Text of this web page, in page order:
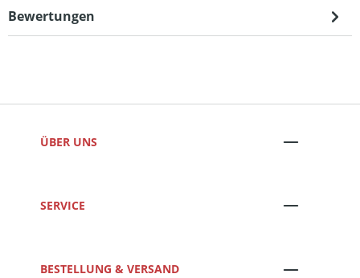
Bewertungen
ÜBER UNS
SERVICE
BESTELLUNG & VERSAND